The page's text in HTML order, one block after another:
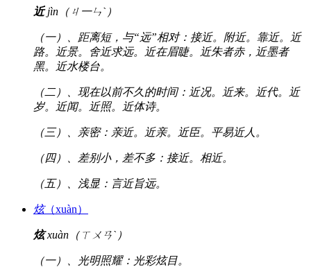
近jìn（ㄐ一ㄣˋ）
（一）、距离短，与“远”相对：接近。附近。靠近。近
路。近景。舍近求远。近在眉睫。近朱者赤，近墨者
黑。近水楼台。
（二）、现在以前不久的时间：近况。近来。近代。近
岁。近闻。近照。近体诗。
（三）、亲密：亲近。近亲。近臣。平易近人。
（四）、差别小，差不多：接近。相近。
（五）、浅显：言近旨远。
炫（xuàn）
炫xuàn（ㄒㄨㄢˋ）
（一）、光明照耀：光彩炫目。